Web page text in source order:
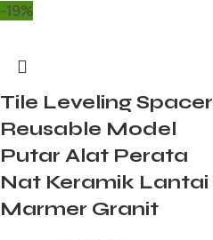
-19%
Tile Leveling Spacer
Reusable Model
Putar Alat Perata
Nat Keramik Lantai
Marmer Granit